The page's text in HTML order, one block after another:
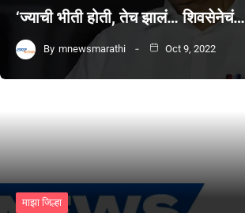
‘ज्याची भीती होती, तेच झालं… शिवसेनेचं…
By mnewsmarathi Oct 9, 2022
माझा जिल्हा